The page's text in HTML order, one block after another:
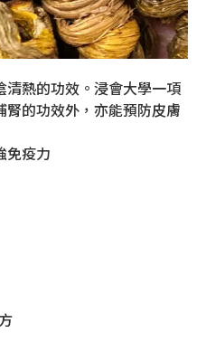
熱的功效。浸會大學一項
的功效外，亦能預防皮膚
免疫力